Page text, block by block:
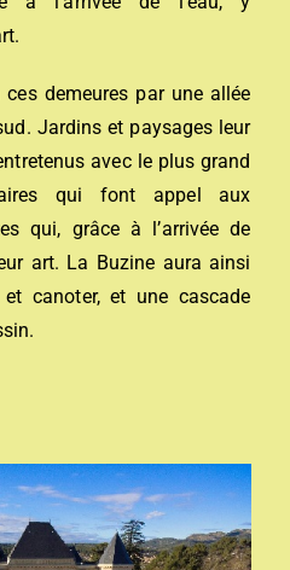
demeures par une allée
Jardins et paysages leur
avec le plus grand
qui font appel aux
qui, grâce à l’arrivée de
art. La Buzine aura ainsi
canoter, et une cascade